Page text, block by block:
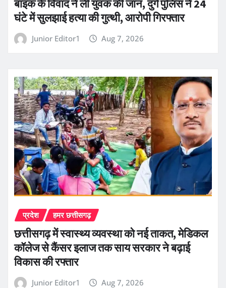
बाइक के विवाद ने ली युवक की जान, दुर्ग पुलिस ने 24
घंटे में सुलझाई हत्या की गुत्थी, आरोपी गिरफ्तार
Junior Editor1 Aug 7, 2026
प्रदेश हमर छत्तीसगढ़
छत्तीसगढ़ में स्वास्थ्य व्यवस्था को नई ताकत, मेडिकल
कॉलेज से कैंसर इलाज तक साय सरकार ने बढ़ाई
विकास की रफ्तार
Junior Editor1 Aug 7, 2026